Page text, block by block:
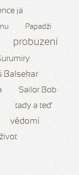
já
Papadží
probuzení
Balsekar
Sailor Bob
tady a teď
vědomí
život